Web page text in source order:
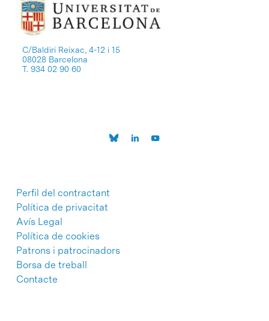
C/Baldiri Reixac, 4-12 i 15
08028 Barcelona
T. 934 02 90 60
Perfil del contractant
Política de privacitat
Avís Legal
Política de cookies
Patrons i patrocinadors
Borsa de treball
Contacte